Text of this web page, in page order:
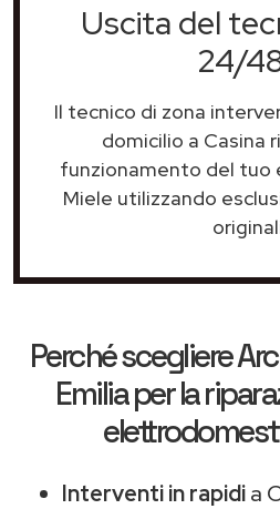
Uscita del
24/
Il tecnico di zona
domicilio a Casina
funzionamento del
Miele utilizzando
Perché scegliere
Emiliaper la
Interventi in rapidia